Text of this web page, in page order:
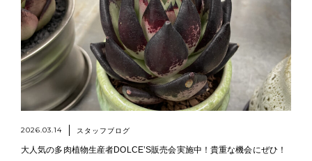
2026.03.14 スタッフブログ
大人気の多肉植物生産者DOLCE’S販売会実施中！貴重な機会にぜひ！